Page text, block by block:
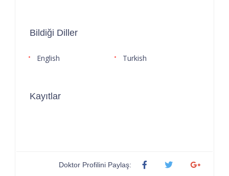
Bildiği Diller
English Turkish
Kayıtlar
Doktor Profilini Paylaş: